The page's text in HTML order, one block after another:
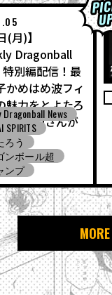
ZERO
ガシャポン
(月)】
Dragonball
別編配信！最
かめはめ波フィ
魅力をとよたろ
VAROQさんが
Dragonball News
SPIRITS
ろう
ンボール超
ンプ
MORE